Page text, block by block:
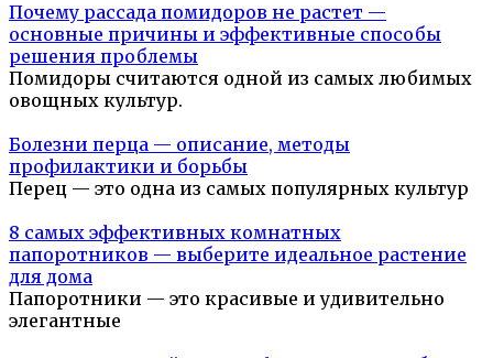
Почему рассада помидоров не растет —
основные причины и эффективные способы
решения проблемы
Помидоры считаются одной из самых любимых
овощных культур.
Болезни перца — описание, методы
профилактики и борьбы
Перец — это одна из самых популярных культур
8 самых эффективных комнатных
папоротников — выберите идеальное растение
для дома
Папоротники — это красивые и удивительно
элегантные